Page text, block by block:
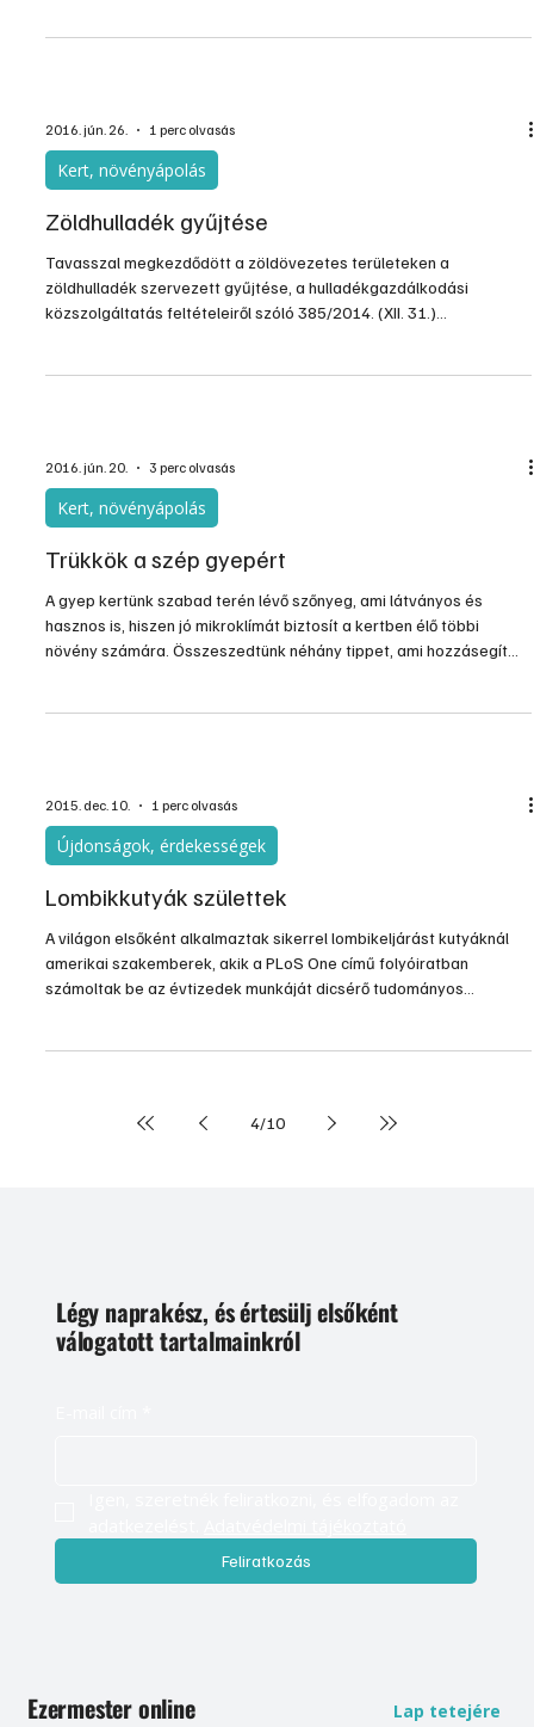
2016. jún. 26. 1 perc olvasás
Kert, növényápolás
Zöldhulladék gyűjtése
Tavasszal megkezdődött a zöldövezetes területeken a
zöldhulladék szervezett gyűjtése, a hulladékgazdálkodási
közszolgáltatás feltételeiről szóló 385/2014. (XII. 31.)
2016. jún. 20. 3 perc olvasás
Kert, növényápolás
Trükkök a szép gyepért
A gyep kertünk szabad terén lévő szőnyeg, ami látványos és
hasznos is, hiszen jó mikroklímát biztosít a kertben élő többi
növény számára. Összeszedtünk néhány tippet, ami hozzásegít
2015. dec. 10. 1 perc olvasás
Újdonságok, érdekességek
Lombikkutyák születtek
A világon elsőként alkalmaztak sikerrel lombikeljárást kutyáknál
amerikai szakemberek, akik a PLoS One című folyóiratban
számoltak be az évtizedek munkáját dicsérő tudományos
4/10
Légy naprakész, és értesülj elsőként
válogatott tartalmainkról
Feliratkozás
Ezermester online Lap tetejére